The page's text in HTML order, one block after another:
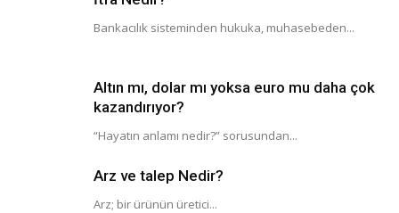
Bankacılık sisteminden hukuka, muhasebeden...
Altın mı, dolar mı yoksa euro mu daha çok
kazandırıyor?
“Hayatın anlamı nedir?” sorusundan...
Arz ve talep Nedir?
Arz; bir ürünün üretici...